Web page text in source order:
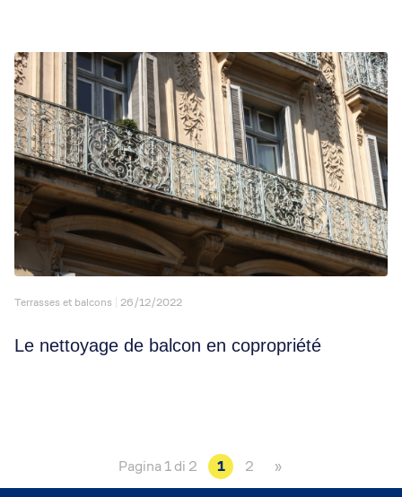
Terrasses et balcons 26/12/2022
Le nettoyage de balcon en copropriété
Pagina 1 di 2 1 2 »